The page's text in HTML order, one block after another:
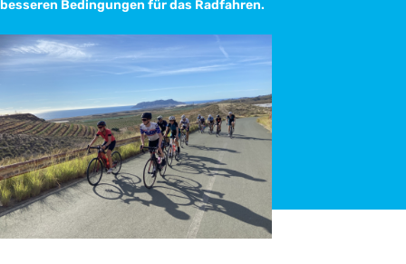
besseren Bedingungen für das Radfahren.